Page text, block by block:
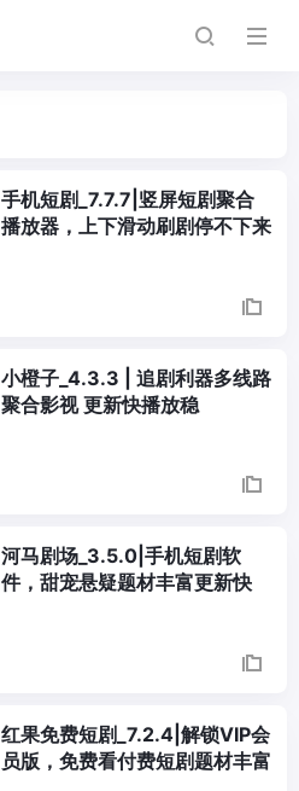
手机短剧_7.7.7|竖屏短剧聚合
播放器，上下滑动刷剧停不下来
小橙子_4.3.3 | 追剧利器多线路
聚合影视 更新快播放稳
河马剧场_3.5.0|手机短剧软
件，甜宠悬疑题材丰富更新快
红果免费短剧_7.2.4|解锁VIP会
员版，免费看付费短剧题材丰富